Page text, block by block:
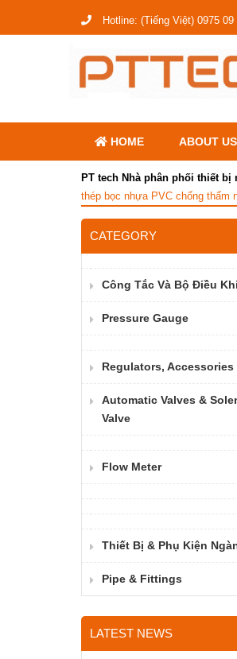
Hotline: (Tiếng Việt) 0975 09
HOME ABOUT US
PT tech Nhà phân phối thiết
thép bọc nhựa PVC chống thấm
CATEGORY
Công Tắc Và Bộ Điều
Pressure Gauge
Regulators, Accessories
Automatic Valves &
Valve
Flow Meter
Thiết Bị & Phụ Kiện
Pipe & Fittings
LATEST NEWS